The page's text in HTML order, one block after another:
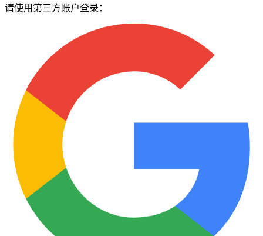
请使用第三方账户登录：